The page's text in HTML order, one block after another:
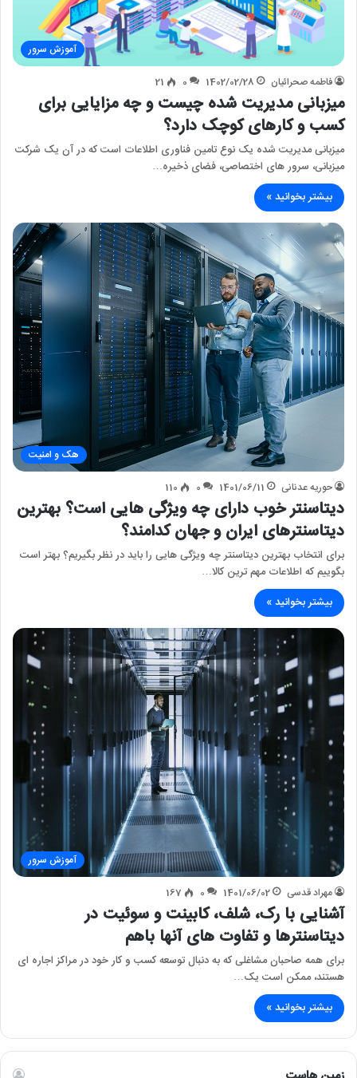
آموزش سرور
فاطمه صحرائیان 1402/02/28
0
21
میزبانی مدیریت شده چیست و چه مزایایی برای
کسب و کارهای کوچک دارد؟
میزبانی مدیریت شده یک نوع تامین فناوری اطلاعات است که در آن یک شرکت
میزبانی، سرور های اختصاصی، فضای ذخیره…
بیشتر بخوانید »
هک و امنیت
حوریه عدنانی 1401/06/11
0
110
دیتاسنتر خوب دارای چه ویژگی هایی است؟ بهترین
دیتاسنترهای ایران و جهان کدامند؟
برای انتخاب بهترین دیتاسنتر چه ویژگی هایی را باید در نظر بگیریم؟ بهتر است
بگوییم که اطلاعات مهم ترین کالا…
بیشتر بخوانید »
آموزش سرور
مهراد قدسی 1401/06/02
0
167
آشنایی با رک، شلف، کابینت و سوئیت در
دیتاسنترها و تفاوت های آنها باهم
برای همه صاحبان مشاغلی که به دنبال توسعه کسب و کار خود در مراکز اجاره ای
هستند، ممکن است یک…
بیشتر بخوانید »